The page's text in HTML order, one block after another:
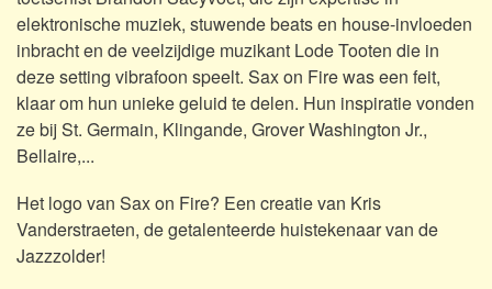
elektronische muziek, stuwende beats en house-invloeden
inbracht en de veelzijdige muzikant Lode Tooten die in
deze setting vibrafoon speelt. Sax on Fire was een feit,
klaar om hun unieke geluid te delen. Hun inspiratie vonden
ze bij St. Germain, Klingande, Grover Washington Jr.,
Bellaire,...
Het logo van Sax on Fire? Een creatie van Kris
Vanderstraeten, de getalenteerde huistekenaar van de
Jazzzolder!